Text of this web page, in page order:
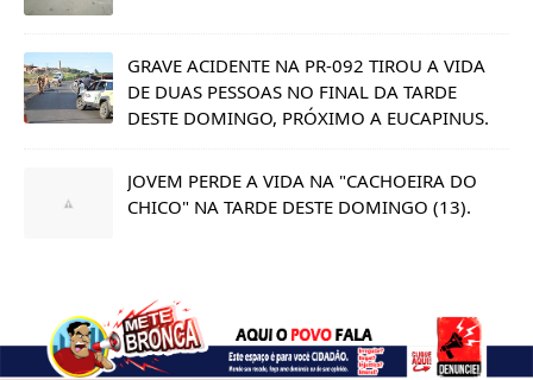
GRAVE ACIDENTE NA PR-092 TIROU A VIDA
DE DUAS PESSOAS NO FINAL DA TARDE
DESTE DOMINGO, PRÓXIMO A EUCAPINUS.
JOVEM PERDE A VIDA NA "CACHOEIRA DO
CHICO" NA TARDE DESTE DOMINGO (13).